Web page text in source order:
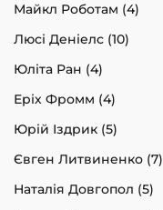
Майкл Роботам (4)
Люсі Деніелс (10)
Юліта Ран (4)
Еріх Фромм (4)
Юрій Іздрик (5)
Євген Литвиненко (7)
Наталія Довгопол (5)